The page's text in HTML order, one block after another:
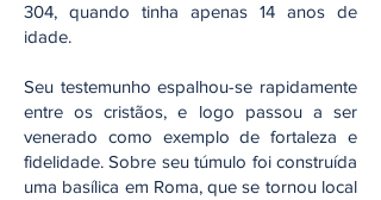
304, quando tinha apenas 14 anos de
idade.
Seu testemunho espalhou-se rapidamente
entre os cristãos, e logo passou a ser
venerado como exemplo de fortaleza e
fidelidade. Sobre seu túmulo foi construída
uma basílica em Roma, que se tornou local